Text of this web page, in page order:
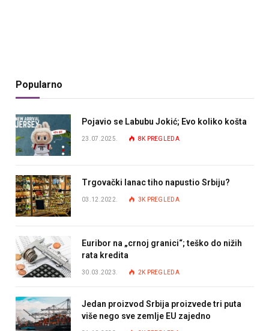
Popularno
Pojavio se Labubu Jokić; Evo koliko košta
23.07.2025. 8K PREGLEDA
Trgovački lanac tiho napustio Srbiju?
03.12.2022. 3K PREGLEDA
Euribor na „crnoj granici“; teško do nižih
rata kredita
30.03.2023. 2K PREGLEDA
Jedan proizvod Srbija proizvede tri puta
više nego sve zemlje EU zajedno